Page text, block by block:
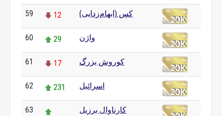
59 12 کس (ابهام‌زدایی)
60 29 واژن
61 17 کوروش بزرگ
62 231 اسرائیل
63
کارناوال برزیل